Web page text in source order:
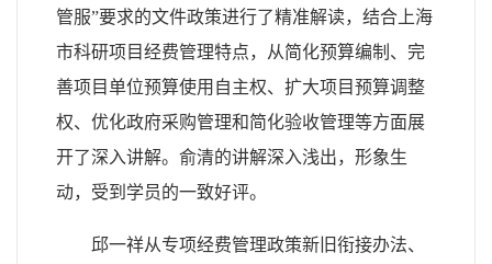
管服”要求的文件政策进行了精准解读，结合上海
市科研项目经费管理特点，从简化预算编制、完
善项目单位预算使用自主权、扩大项目预算调整
权、优化政府采购管理和简化验收管理等方面展
开了深入讲解。俞清的讲解深入浅出，形象生
动，受到学员的一致好评。
邱一祥从专项经费管理政策新旧衔接办法、